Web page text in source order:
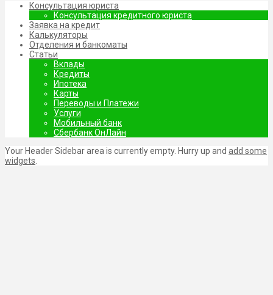
Консультация юриста
Консультация кредитного юриста
Заявка на кредит
Калькуляторы
Отделения и банкоматы
Статьи
Вклады
Кредиты
Ипотека
Карты
Переводы и Платежи
Услуги
Мобильный банк
Сбербанк ОнЛайн
Your Header Sidebar area is currently empty. Hurry up and add some
widgets